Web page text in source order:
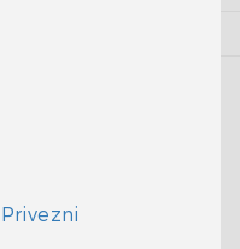
Privezni